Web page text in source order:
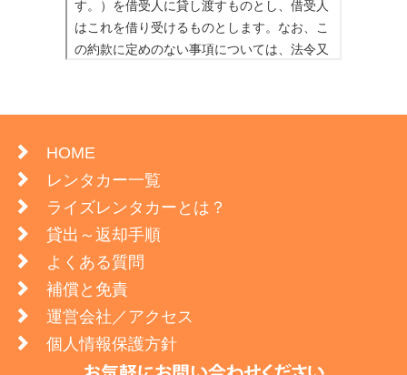
HOME
レンタカー一覧
ライズレンタカーとは？
貸出～返却手順
よくある質問
補償と免責
運営会社／アクセス
個人情報保護方針